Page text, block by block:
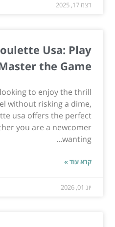
דצמ 17, 2025
Usa: Play
the Game
to enjoy the thrill
without risking a dime,
usa offers the perfect
you are a newcomer
wanting...
קרא עוד »
יונ 01, 2026